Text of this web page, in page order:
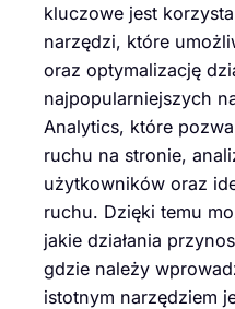
kluczowe jest
narzędzi, które
oraz optymalizację
najpopularniejszych
Analytics, które
ruchu na stronie,
użytkowników oraz
ruchu. Dzięki temu
jakie działania
gdzie należy
istotnym narzędziem